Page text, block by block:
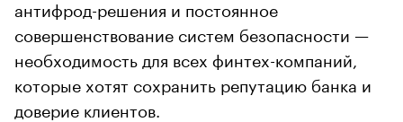
антифрод-решения и постоянное
совершенствование систем безопасности —
необходимость для всех финтех-компаний,
которые хотят сохранить репутацию банка и
доверие клиентов.